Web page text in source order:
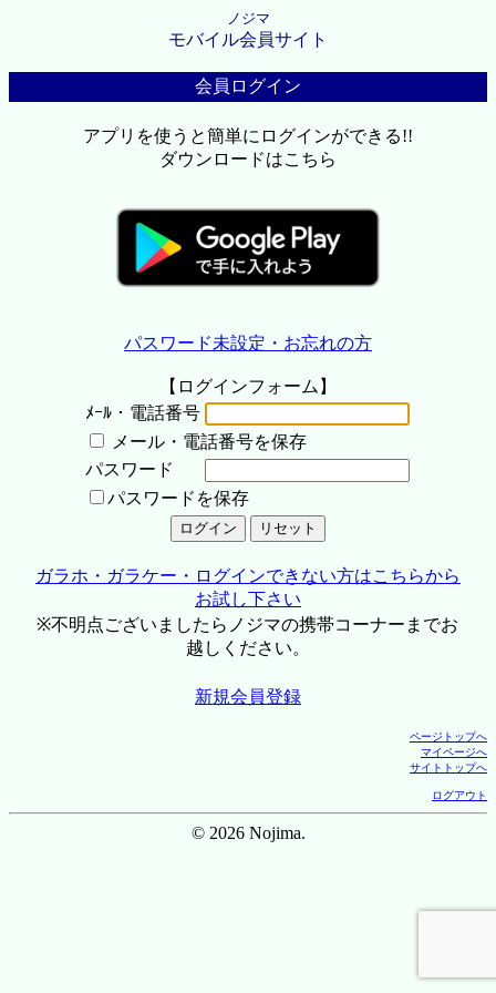
ノジマ
モバイル会員サイト
会員ログイン
アプリを使うと簡単にログインができる!!
ダウンロードはこちら
パスワード未設定・お忘れの方
【ログインフォーム】
ﾒｰﾙ・電話番号
メール・電話番号を保存
パスワード
パスワードを保存
ガラホ・ガラケー・ログインできない方はこちらから
お試し下さい
※不明点ございましたらノジマの携帯コーナーまでお
越しください。
新規会員登録
ページトップへ
マイページへ
サイトトップへ
ログアウト
© 2026 Nojima.